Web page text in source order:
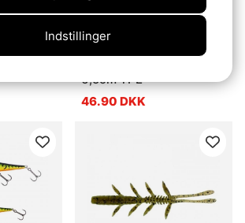
4.3 ud af 5 stjernerVurdering:
6,5cm TPE
46.90 DKK
Indstillinger